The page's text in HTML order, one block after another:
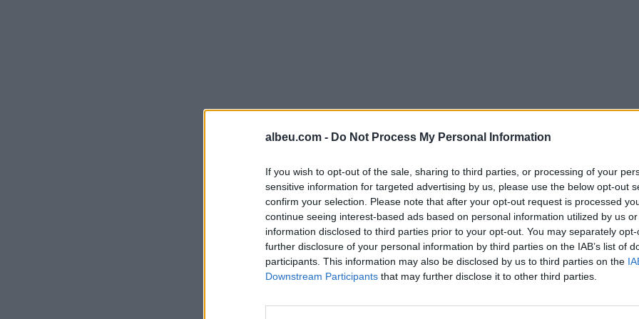
albeu.com - Do Not Process My Personal Information
If you wish to opt-out of the sale, sharing to third parties, or processing of your
sensitive information for targeted advertising by us, please use the below opt-out
confirm your selection. Please note that after your opt-out request is processed
continue seeing interest-based ads based on personal information utilized by us
information disclosed to third parties prior to your opt-out. You may separately
further disclosure of your personal information by third parties on the IAB’s list of
participants. This information may also be disclosed by us to third parties on the
Downstream Participants that may further disclose it to other third parties.